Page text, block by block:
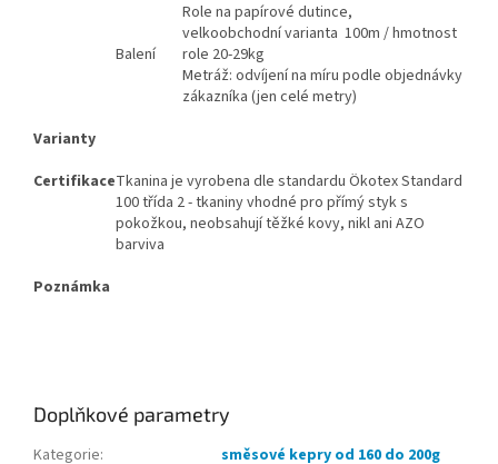
Balení
Role na papírové dutince,
velkoobchodní varianta 100m / hmotnost
role 20-29kg
Metráž: odvíjení na míru podle objednávky
zákazníka (jen celé metry)
Varianty
CertifikaceTkanina je vyrobena dle standardu Ökotex Standard
100 třída 2 - tkaniny vhodné pro přímý styk s
pokožkou, neobsahují těžké kovy, nikl ani AZO
barviva
Poznámka
Doplňkové parametry
Kategorie:
směsové kepry od 160 do 200g